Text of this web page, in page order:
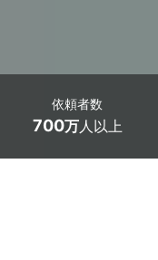
依頼者数
700万人以上